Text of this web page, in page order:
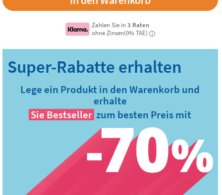
Zahlen Sie in3 Raten
ohne Zinsen(0% TAE)
i
Lege ein Produkt in den Warenkorb und
erhalte
Sie Bestseller zum besten Preis mit